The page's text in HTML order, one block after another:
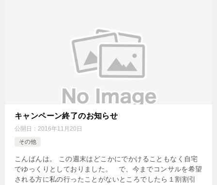
キャンペーン終了のお知らせ
公開日： 2016年11月20日
その他
こんばんは。 この週末はどこかにでかけることもなく自宅
でゆっくりとしておりました。 で、今までコンサルを希望
される方に私の行ったことがないところでしたら１割割引